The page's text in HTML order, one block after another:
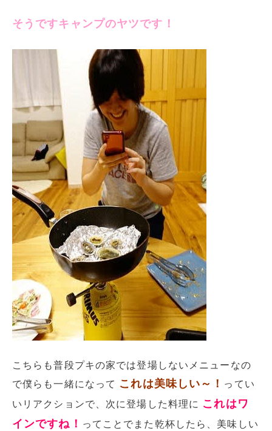
そうですキャンプのヤツです！
こちらも普段プキの家では登場しないメニューなの
で僕らも一緒になって これは美味しい～！ ってい
いリアクションで、次に登場した料理に これはワ
インですね！ ってことでまた乾杯したら、美味しい